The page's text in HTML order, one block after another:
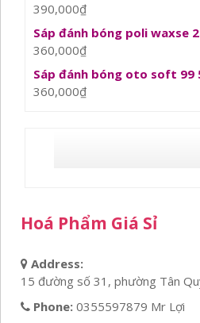
390,000₫
Sáp đánh bóng poli waxse
360,000₫
Sáp đánh bóng oto soft 99
360,000₫
Hoá Phẩm Giá Sỉ
Address:
15 đường số 31, phường Tân
Phone: 0355597879 Mr Lợi